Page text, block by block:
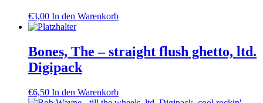
€3,00 In den Warenkorb
Bones, The – straight flush ghetto, ltd.
Digipack
€6,50 In den Warenkorb